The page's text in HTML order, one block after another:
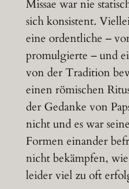
Missae war nie
sich konsistent.
eine ordentliche –
promulgierte – und
von der Tradition
einen römischen
der Gedanke von
nicht und es war
Formen einander
nicht bekämpfen,
leider viel zu oft